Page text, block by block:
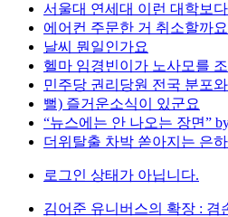
서울대 연세대 이런 대학보다
에어컨 주문한 거 취소할까
날씨 뭔일인가요
헬마 임경빈이가 노사모를
민주당 권리당원 전국 분포
뻘) 즐거운소식이 있군요
“뉴스에는 안 나오는 장면”
더위탈출 차박 쏟아지는 은
로그인 상태가 아닙니다.
김어준 유니버스의 확장 : 겸